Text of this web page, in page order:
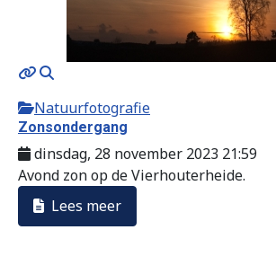
Natuurfotografie
Zonsondergang
dinsdag, 28 november 2023 21:59
Avond zon op de Vierhouterheide.
Lees meer